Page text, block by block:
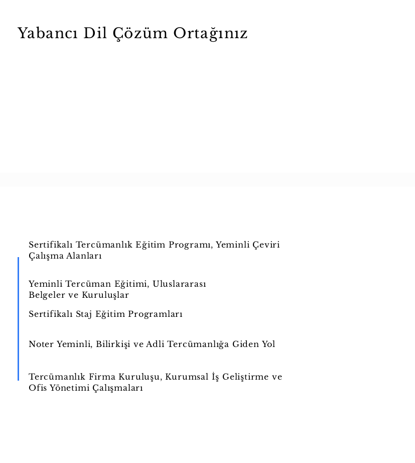
Yabancı Dil Çözüm Ortağınız
Sertifikalı Tercümanlık Eğitim Programı, Yeminli Çeviri
Çalışma Alanları
Yeminli Tercüman Eğitimi, Uluslararası
Belgeler ve Kuruluşlar
Sertifikalı Staj Eğitim Programları
Noter Yeminli, Bilirkişi ve Adli Tercümanlığa Giden Yol
Tercümanlık Firma Kuruluşu, Kurumsal İş Geliştirme ve
Ofis Yönetimi Çalışmaları